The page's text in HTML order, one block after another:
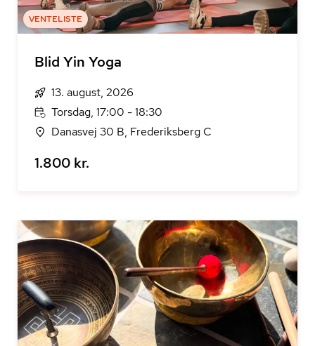
VENTELISTE
Blid Yin Yoga
13. august, 2026
Torsdag, 17:00 - 18:30
Danasvej 30 B, Frederiksberg C
1.800 kr.